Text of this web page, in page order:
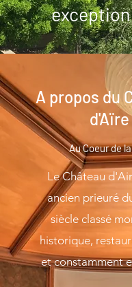
A propos du
d'Aïre
Au Coeur de
Le Château
ancien prieuré
siècle classé
historique,
et constamment